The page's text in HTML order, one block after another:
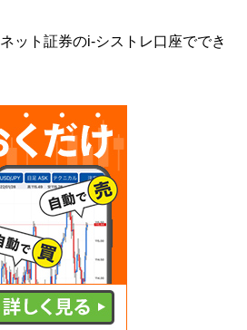
ット証券のi-シストレ口座ででき